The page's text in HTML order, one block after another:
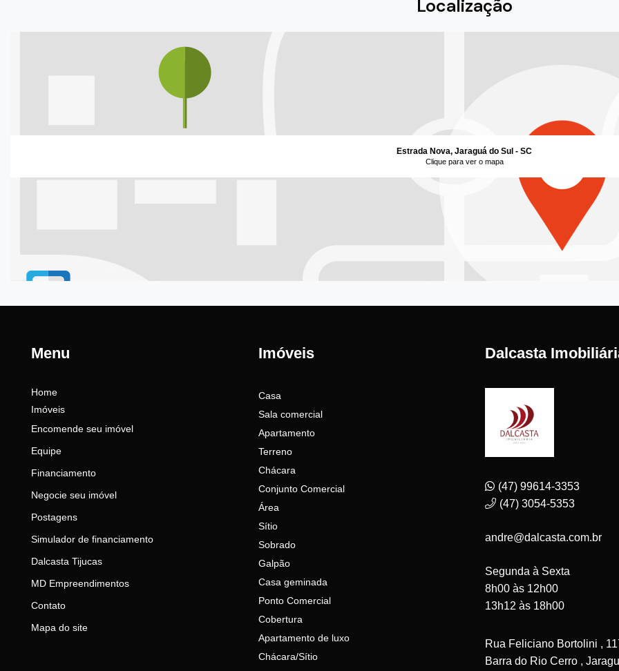
Localização
Estrada Nova, Jaraguá do Sul - SC
Clique para ver o mapa
Menu
Home
Imóveis
Encomende seu imóvel
Equipe
Financiamento
Negocie seu imóvel
Postagens
Simulador de financiamento
Dalcasta Tijucas
MD Empreendimentos
Contato
Mapa do site
Imóveis
Casa
Sala comercial
Apartamento
Terreno
Chácara
Conjunto Comercial
Área
Sítio
Sobrado
Galpão
Casa geminada
Ponto Comercial
Cobertura
Apartamento de luxo
Chácara/Sítio
Dalcasta
(47) 99614-3353
(47) 3054-5353
andre@dalcasta.com.br
Segunda à Sexta
8h00 às 12h00
13h12 às 18h00
Rua Feliciano Bortolini ,
Barra do Rio Cerro ,